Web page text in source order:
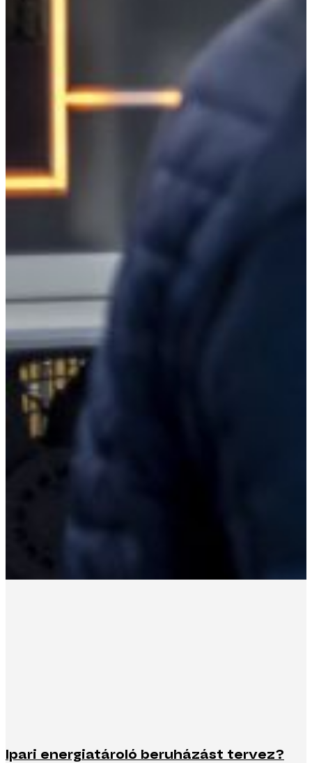
Ipari energiatároló beruházást tervez?